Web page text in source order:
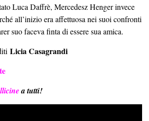
Luca Daffrè, Mercedesz Henger invece
all’inizio era affettuosa nei suoi confronti
suo faceva finta di essere sua amica.
Licia Casagrandi
a tutti!